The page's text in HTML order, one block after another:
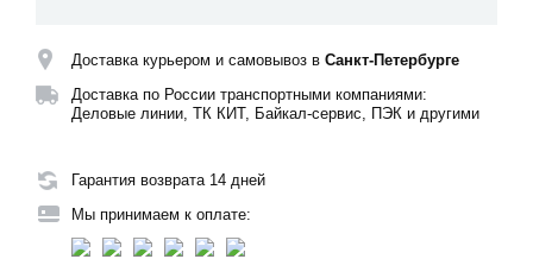
Доставка курьером и самовывоз в Санкт-Петербурге
Доставка по России транспортными компаниями:
Деловые линии, ТК КИТ, Байкал-сервис, ПЭК и другими
Гарантия возврата 14 дней
Мы принимаем к оплате: